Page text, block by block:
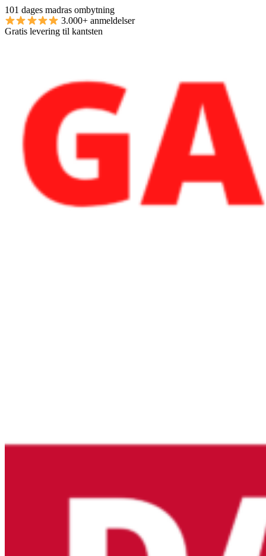
101 dages madras ombytning
3.000+ anmeldelser
Gratis levering til kantsten